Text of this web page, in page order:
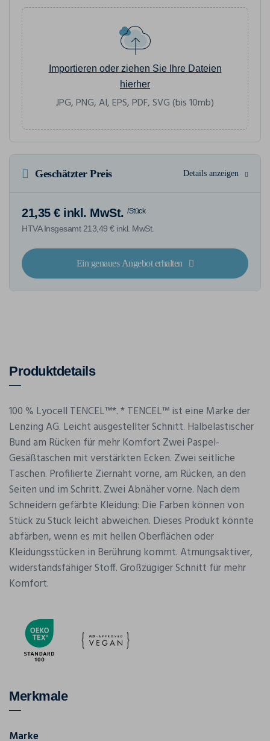
Importieren oder ziehen Sie Ihre Dateien
hierher
JPG, PNG, AI, EPS, PDF, SVG (bis 10mb)
Geschätzter Preis Details anzeigen
21,35 € inkl. MwSt. /Stück
HTVA Insgesamt 213,49 € inkl. MwSt.
Ein genaues Angebot erhalten
Produktdetails
100 % Lyocell TENCEL™*. * TENCEL™ ist eine Marke der
Lenzing AG. Leicht ausgestellter Schnitt. Halbelastischer
Bund am Rücken für mehr Komfort Zwei Paspel-
Gesäßtaschen mit verstärkten Ecken. Zwei seitliche
Taschen. Profilierte Ziernaht vorne, am Rücken, an den
Seiten und im Schritt. Zwei Abnäher vorne. Nach dem
Schneidern gefärbte Kleidung: Die Farben können von
Stück zu Stück leicht abweichen. Dieses Produkt könnte
abfärben, wenn es mit hellen Oberflächen oder
Kleidungsstücken in Berührung kommt. Atmungsaktiver,
widerstandsfähiger Stoff. Großzügiger Schnitt für mehr
Komfort.
Merkmale
Marke